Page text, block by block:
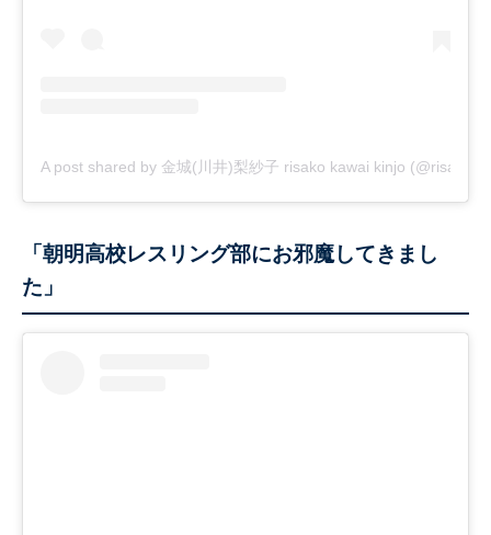
A post shared by 金城(川井)梨紗子 risako kawai kinjo
「朝明高校レスリング部にお邪魔してきまし
た」